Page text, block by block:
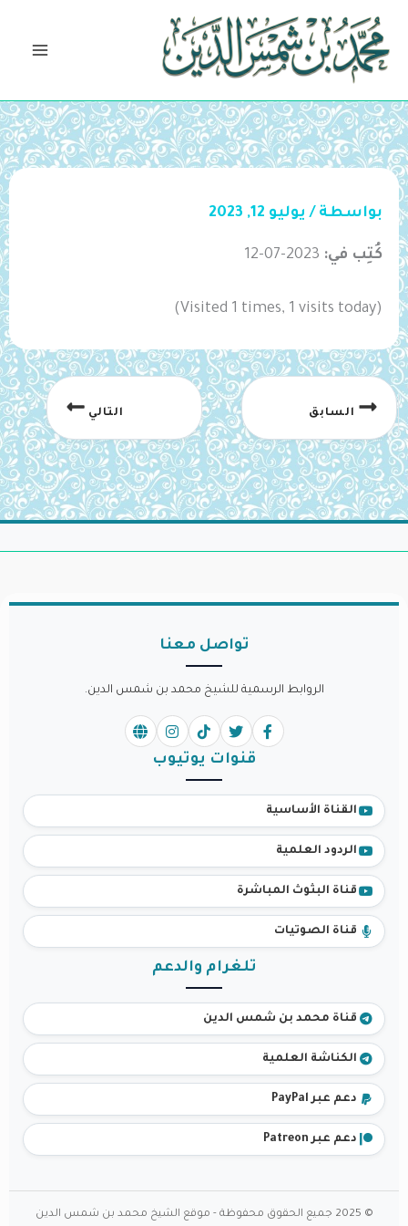
تخطي
المحتوى
بواسطة / يوليو 12, 2023
كُتِب في: 2023-07-12
(Visited 1 times, 1 visits today)
السابق التالي
تواصل معنا
الروابط الرسمية للشيخ محمد بن شمس الدين.
قنوات يوتيوب
القناة الأساسية
الردود العلمية
قناة البثوث المباشرة
قناة الصوتيات
تلغرام والدعم
قناة محمد بن شمس الدين
الكناشة العلمية
دعم عبر PayPal
دعم عبر Patreon
© 2025 جميع الحقوق محفوظة - موقع الشيخ محمد بن شمس الدين